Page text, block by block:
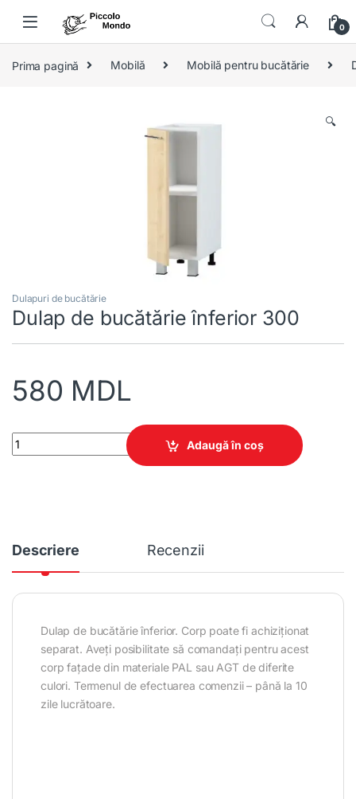
0
Prima pagină Mobilă Mobilă pentru bucătărie
🔍
Dulapuri de bucătărie
Dulap de bucătărie înferior 300
580 MDL
Dulap de bucătărie înferior 300 quantity
Adaugă în coș
Descriere Recenzii
Dulap de bucătărie înferior. Corp poate fi achiziționat
separat. Aveți posibilitate să comandați pentru acest
corp fațade din materiale PAL sau AGT de diferite
culori. Termenul de efectuarea comenzii – până la 10
zile lucrătoare.